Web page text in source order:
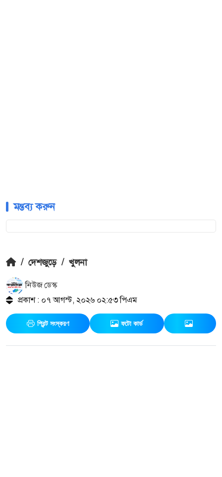
মন্তব্য করুন
/ দেশজুড়ে / খুলনা
নিউজ ডেস্ক
প্রকাশ : ০৭ আগস্ট, ২০২৬ ০২:৫৩ পিএম
প্রিন্ট সংস্করণ ফটো কার্ড